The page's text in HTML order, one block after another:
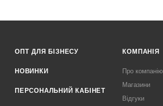
ОПТ ДЛЯ БІЗНЕСУ
НОВИНКИ
ПЕРСОНАЛЬНИЙ КАБІНЕТ
КОМПАНІЯ
Про компанію
Магазини
Відгуки